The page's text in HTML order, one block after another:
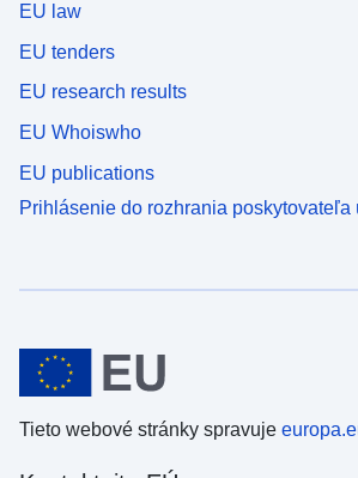
EU law
EU tenders
EU research results
EU Whoiswho
EU publications
Prihlásenie do rozhrania poskytovateľa
Tieto webové stránky spravuje